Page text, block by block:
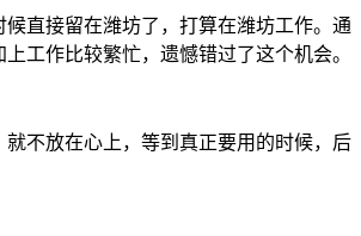
直接留在潍坊了，打算在潍坊工作。通
工作比较繁忙，遗憾错过了这个机会。
不放在心上，等到真正要用的时候，后